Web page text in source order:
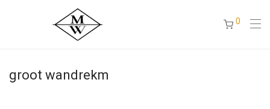
0
groot wandrekm